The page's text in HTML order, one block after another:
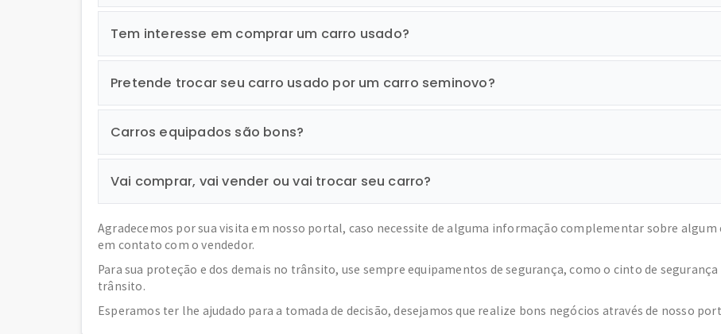
Tem interesse em comprar um carro usado?
Pretende trocar seu carro usado por um carro seminovo?
Carros equipados são bons?
Vai comprar, vai vender ou vai trocar seu carro?
Agradecemos por sua visita em nosso portal, caso necessite de alguma informação complementar sobre
em contato com o vendedor.
Para sua proteção e dos demais no trânsito, use sempre equipamentos de segurança, como o cinto de
trânsito.
Esperamos ter lhe ajudado para a tomada de decisão, desejamos que realize bons negócios através de nosso